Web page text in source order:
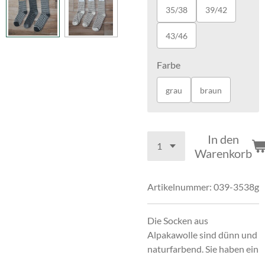
35/38 39/42
43/46
Farbe
grau braun
In den
Warenkorb
Artikelnummer: 039-3538g
Die Socken aus
Alpakawolle sind dünn und
naturfarbend. Sie haben ein